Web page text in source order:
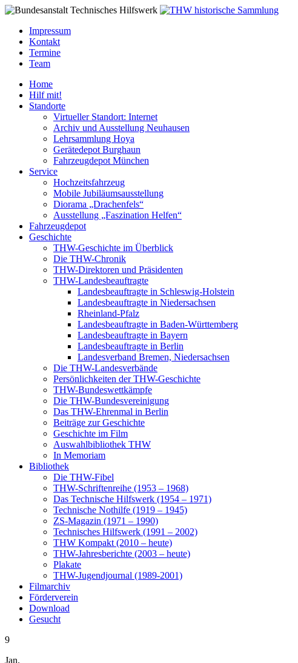
Impressum
Kontakt
Termine
Team
Home
Hilf mit!
Standorte
Virtueller Standort: Internet
Archiv und Ausstellung Neuhausen
Lehrsammlung Hoya
Gerätedepot Burghaun
Fahrzeugdepot München
Service
Hochzeitsfahrzeug
Mobile Jubiläumsausstellung
Diorama „Drachenfels“
Ausstellung „Faszination Helfen“
Fahrzeugdepot
Geschichte
THW-Geschichte im Überblick
Die THW-Chronik
THW-Direktoren und Präsidenten
THW-Landesbeauftragte
Landesbeauftragte in Schleswig-Holstein
Landesbeauftragte in Niedersachsen
Rheinland-Pfalz
Landesbeauftragte in Baden-Württemberg
Landesbeauftragte in Bayern
Landesbeauftragte in Berlin
Landesverband Bremen, Niedersachsen
Die THW-Landesverbände
Persönlichkeiten der THW-Geschichte
THW-Bundeswettkämpfe
Die THW-Bundesvereinigung
Das THW-Ehrenmal in Berlin
Beiträge zur Geschichte
Geschichte im Film
Auswahlbibliothek THW
In Memoriam
Bibliothek
Die THW-Fibel
THW-Schriftenreihe (1953 – 1968)
Das Technische Hilfswerk (1954 – 1971)
Technische Nothilfe (1919 – 1945)
ZS-Magazin (1971 – 1990)
Technisches Hilfswerk (1991 – 2002)
THW Kompakt (2010 – heute)
THW-Jahresberichte (2003 – heute)
Plakate
THW-Jugendjournal (1989-2001)
Filmarchiv
Förderverein
Download
Gesucht
9
Jan.